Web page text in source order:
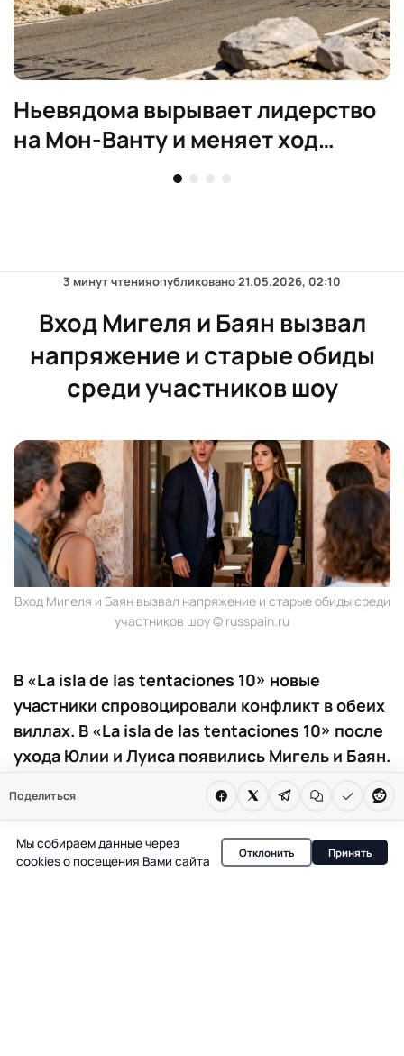
Ньевядома вырывает лидерство
на Мон-Ванту и меняет ход
женского Тур де Франс
Поделиться
3 минут чтенияопубликовано21.05.2026, 02:10
Вход Мигеля и Баян вызвал
напряжение и старые обиды
среди участников шоу
Вход Мигеля и Баян вызвал напряжение и старые обиды среди
участников шоу © russpain.ru
В «La isla de las tentaciones 10» новые
участники спровоцировали конфликт в обеих
виллах. В «La isla de las tentaciones 10» после
ухода Юлии и Луиса появились Мигель и Баян.
обеих виллах. Участники не скрывают
конфликты.
Мы собираем данные через
cookies о посещения Вами сайта
Отклонить Принять